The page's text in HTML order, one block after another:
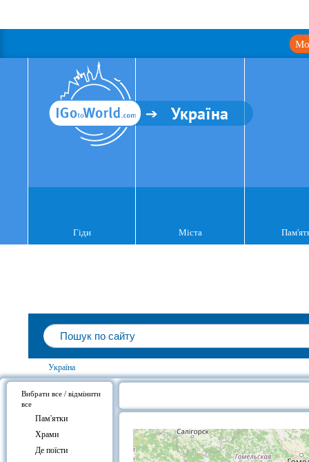
Україна
Гіди Міста
Україна
Вибрати все / відмінити
все
Пам'ятки
Храми
Де поїсти